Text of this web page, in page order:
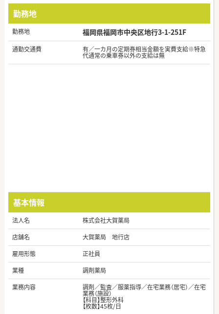
勤務地
勤務地 福岡県福岡市中央区地行3-1-251F
通勤交通費 有／一カ月の定期券相当金額を実費支給※特急
代通常の乗車券以外の支給は無
基本情報
法人名
株式会社大賀薬局
店舗名
大賀薬局 地行店
雇用形態
正社員
業種
調剤薬局
業務内容
調剤／監査／服薬指導／在宅業務（居宅）／在宅
業務（施設）
【科目】整形外科
【枚数】45枚/日